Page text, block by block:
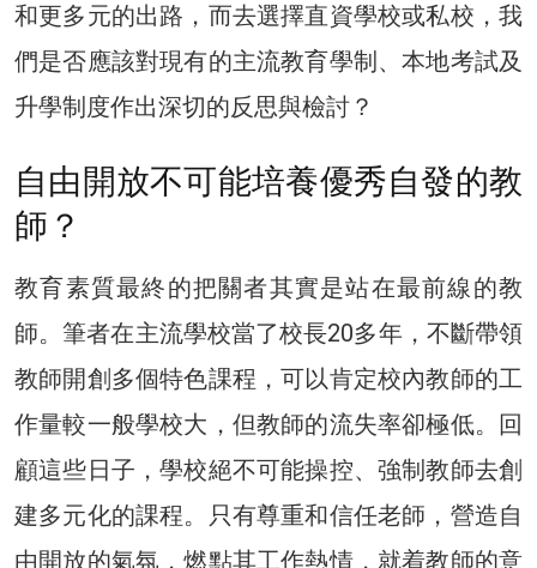
和更多元的出路，而去選擇直資學校或私校，我
們是否應該對現有的主流教育學制、本地考試及
升學制度作出深切的反思與檢討？
自由開放不可能培養優秀自發的教
師？
教育素質最終的把關者其實是站在最前線的教
師。筆者在主流學校當了校長20多年，不斷帶領
教師開創多個特色課程，可以肯定校內教師的工
作量較一般學校大，但教師的流失率卻極低。回
顧這些日子，學校絕不可能操控、強制教師去創
建多元化的課程。只有尊重和信任老師，營造自
由開放的氣氛，燃點其工作熱情，就着教師的意